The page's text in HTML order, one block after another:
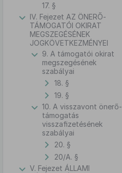
17. §
IV. Fejezet AZ ÖNERŐ-
TÁMOGATÓI OKIRAT
MEGSZEGÉSÉNEK
JOGKÖVETKEZMÉNYEI
9. A támogatói okirat
megszegésének
szabályai
18. §
19. §
10. A visszavont önerő-
támogatás
visszafizetésének
szabályai
20. §
20/A. §
V. Fejezet ÁLLAMI